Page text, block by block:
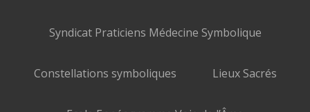
Syndicat Praticiens Médecine Symbolique
Constellations symboliques Lieux Sacrés